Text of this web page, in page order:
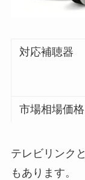
対応補聴器
市場相場価格
テレビリンク
もあります。